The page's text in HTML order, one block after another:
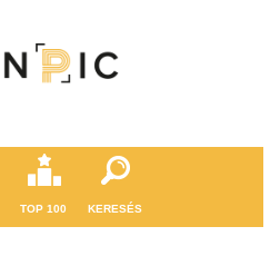
TOP 100 KERESÉS